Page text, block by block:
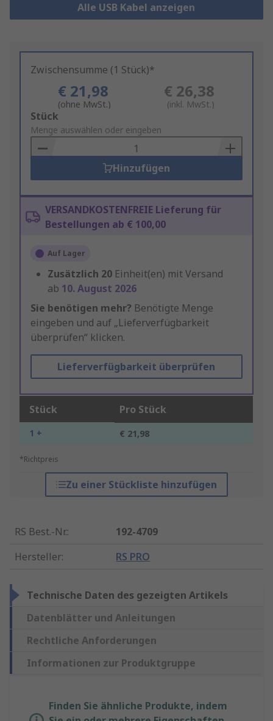
Alle USB Kabel anzeigen
Zwischensumme (1 Stück)*
€ 21,98
(ohne MwSt.)
€ 26,38
(inkl. MwSt.)
Add
to
Basket
Stück
Menge auswählen oder eingeben
Hinzufügen
VERSANDKOSTENFREIE Lieferung für
Bestellungen ab € 100,00
Auf Lager
Zusätzlich 20 Einheit(en) mit Versand
ab 10. August 2026
Sie benötigen mehr? Benötigte Menge
eingeben und auf „Lieferverfügbarkeit
überprüfen“ klicken.
Lieferverfügbarkeit überprüfen
Stück Pro Stück
1 + € 21,98
*Richtpreis
Zu einer Stückliste hinzufügen
RS Best.-Nr.:
192-4709
Hersteller: RS PRO
Technische Daten des gezeigten Artikels
Datenblätter und Anleitungen
Rechtliche Anforderungen
Informationen zur Produktgruppe
Finden Sie ähnliche Produkte, indem